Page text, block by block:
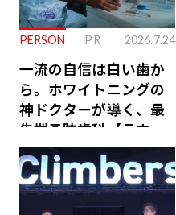
PERSON PR 2026.7.24
一流の自信は白い歯か
ら。ホワイトニングの
神ドクターが導く、最
先端予防歯科【ラウン
ジ会員特典あり】